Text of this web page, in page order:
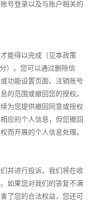
号登录以及与账户相关的
能得以完成（见本政策
）。您可以通过删除信
功能设置页面、注销账号
的范围或撤回您的授权。
为您提供撤回同意或授权
应的个人信息，但您撤回
而开展的个人信息处理。
并进行投诉。我们将在收
如果您对我们的答复不满
了您的合法权益，您还可